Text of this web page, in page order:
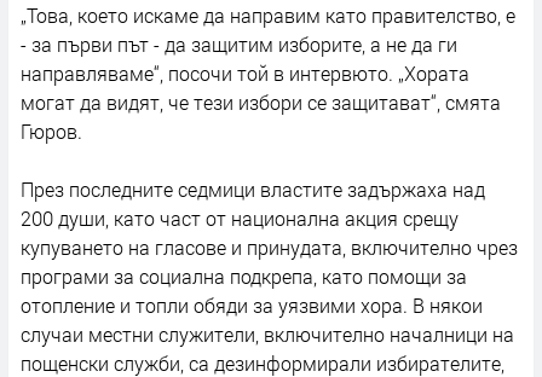
„Това, което искаме да направим като правителство, е
- за първи път - да защитим изборите, а не да ги
направляваме“, посочи той в интервюто. „Хората
могат да видят, че тези избори се защитават“, смята
Гюров.
През последните седмици властите задържаха над
200 души, като част от национална акция срещу
купуването на гласове и принудата, включително чрез
програми за социална подкрепа, като помощи за
отопление и топли обяди за уязвими хора. В някои
случаи местни служители, включително началници на
пощенски служби, са дезинформирали избирателите,